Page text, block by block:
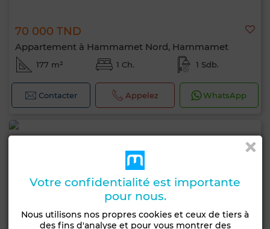
70 000 TND
Appartement à Hammamet Nord, Hammamet
177 m² 1 Ch. 1 Sdb.
Contacter Appelez WhatsApp
Votre confidentialité est importante
pour nous.
Nous utilisons nos propres cookies et ceux de tiers à
des fins d'analyse et pour vous montrer des